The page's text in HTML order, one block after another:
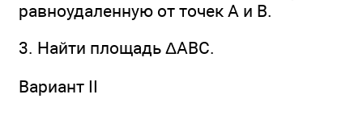
равноудаленную от точек А и В.
3. Найти площадь ΔАВС.
Вариант II